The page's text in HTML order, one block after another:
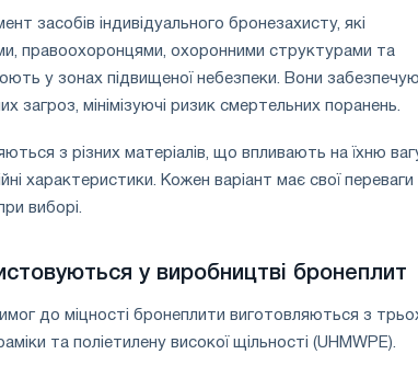
засобів індивідуального бронезахисту, які
правоохоронцями, охоронними структурами та
у зонах підвищеної небезпеки. Вони
загроз, мінімізуючі ризик смертельних поранень.
з різних матеріалів, що впливають на їхню
характеристики. Кожен варіант має свої переваги
виборі.
у виробництві бронеплит
до міцності бронеплити виготовляються з
та поліетилену високої щільності (UHMWPE).